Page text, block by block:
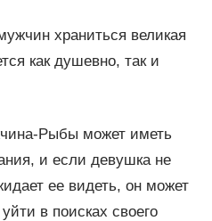
храниться великая
как душевно, так и
Рыбы может иметь
и если девушка не
ее видеть, он может
в поисках своего